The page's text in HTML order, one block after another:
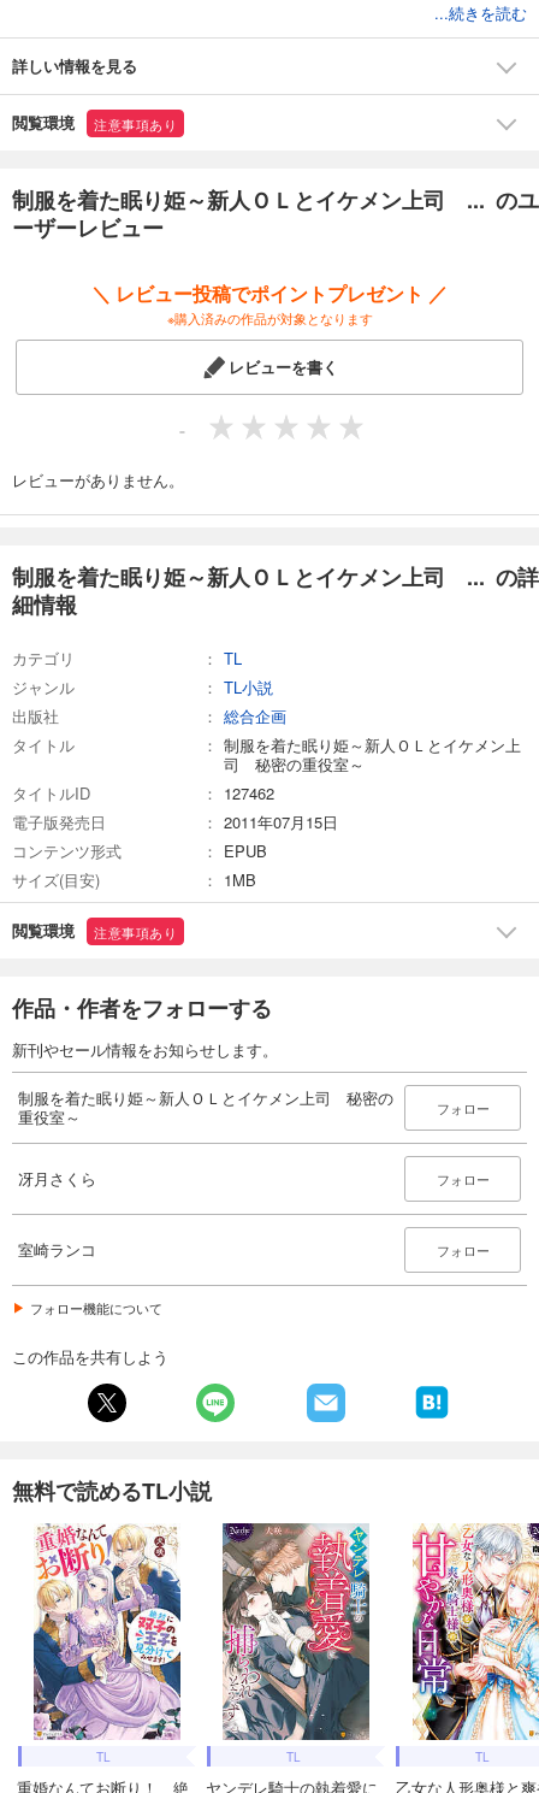
そして七海は、今まで味わったことのない快楽を覚えることに。
...続きを読む
詳しい情報を見る
閲覧環境 注意事項あり
制服を着た眠り姫～新人ＯＬとイケメン上司 ... のユ
ーザーレビュー
＼ レビュー投稿でポイントプレゼント ／
※購入済みの作品が対象となります
レビューを書く
-
レビューがありません。
制服を着た眠り姫～新人ＯＬとイケメン上司 ... の詳
細情報
カテゴリ
TL
ジャンル
TL小説
出版社
総合企画
タイトル
制服を着た眠り姫～新人ＯＬとイケメン上
司 秘密の重役室～
タイトルID
127462
電子版発売日
2011年07月15日
コンテンツ形式
EPUB
サイズ(目安)
1MB
閲覧環境 注意事項あり
作品・作者をフォローする
新刊やセール情報をお知らせします。
制服を着た眠り姫～新人ＯＬとイケメン上司 秘密の
重役室～
フォロー
冴月さくら フォロー
室崎ランコ フォロー
フォロー機能について
この作品を共有しよう
無料で読めるTL小説
TL
重婚なんてお断り！ 絶
TL
ヤンデレ騎士の執着愛に
TL
乙女な人形奥様と